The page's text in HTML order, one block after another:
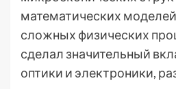
математических
сложных физических
сделал значительный
оптики и электроники,